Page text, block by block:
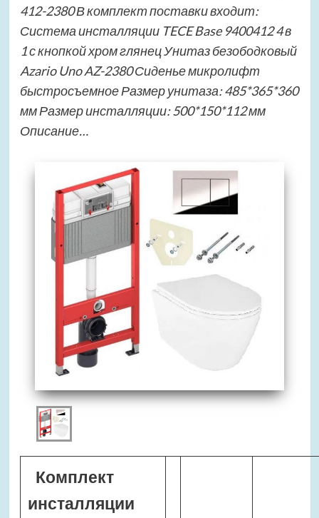
412-2380 В комплект поставки входит:
Система инсталляции TECE Base 9400412 4 в
1 с кнопкой хром глянец Унитаз безободковый
Azario Uno AZ-2380 Сиденье микролифт
быстросъемное Размер унитаза: 485*365*360
мм Размер инсталляции: 500*150*112 мм
Описание…
Комплект
инсталляции